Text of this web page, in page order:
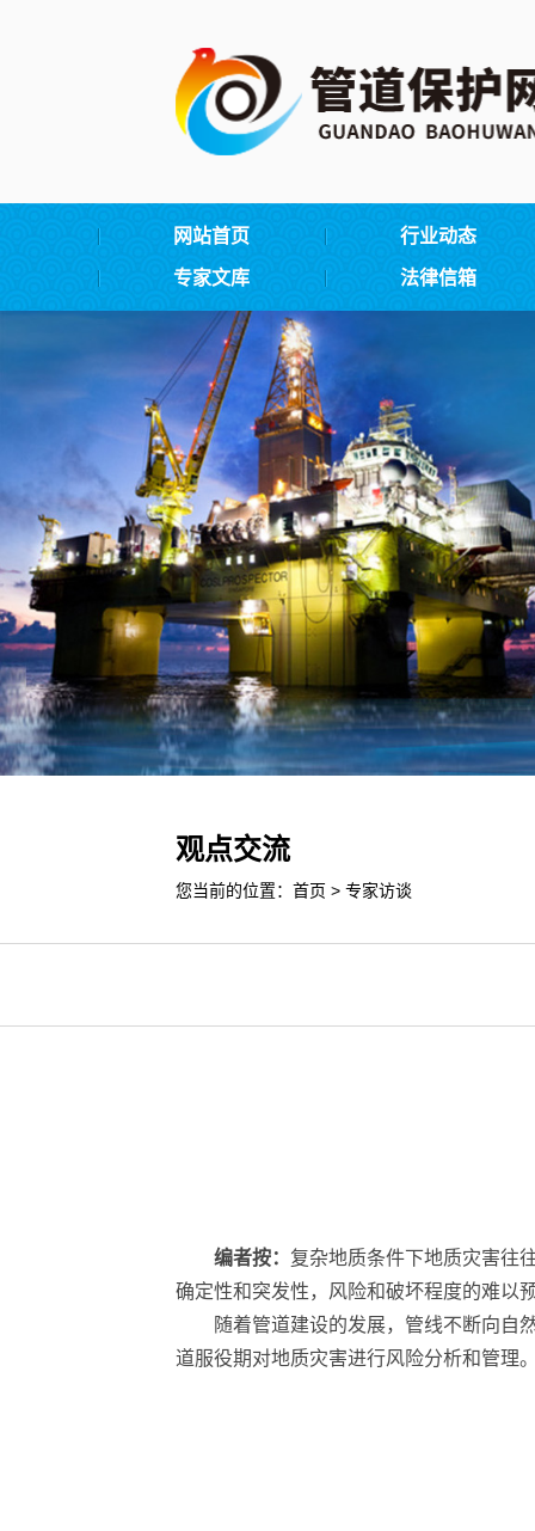
网站首页 行业动态
专家文库 法律信箱
观点交流
您当前的位置： 首页 > 专家访谈
编者按： 复杂地质条件下地质灾害往
确定性和突发性，风险和破坏程度的难以
随着管道建设的发展，管线不断向自
道服役期对地质灾害进行风险分析和管理